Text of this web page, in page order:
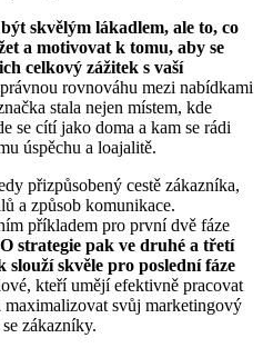
skvělým lákadlem, ale to, co
a motivovat k tomu, aby se
celkový zážitek s vaší
rovnováhu mezi nabídkami
stala nejen místem, kde
se cítí jako doma a kam se rádi
úspěchu a loajalitě.
přizpůsobený cestě zákazníka,
a způsob komunikace.
příkladem pro první dvě fáze
strategie pak ve druhé a třetí
skvěle pro poslední fáze
kteří umějí efektivně pracovat
svůj marketingový
zákazníky.